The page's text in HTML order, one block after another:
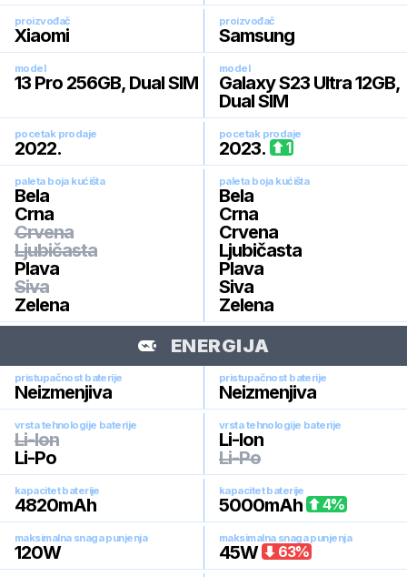
proizvođač
Xiaomi
proizvođač
Samsung
model
13 Pro 256GB, Dual SIM
model
Galaxy S23 Ultra 12GB,
Dual SIM
pocetak prodaje
2022.
pocetak prodaje
2023. 1
paleta boja kućišta
Bela
Crna
Crvena
Ljubičasta
Plava
Siva
Zelena
paleta boja kućišta
Bela
Crna
Crvena
Ljubičasta
Plava
Siva
Zelena
ENERGIJA
pristupačnost baterije
Neizmenjiva
pristupačnost baterije
Neizmenjiva
vrsta tehnologije baterije
Li-Ion
Li-Po
vrsta tehnologije baterije
Li-Ion
Li-Po
kapacitet baterije
4820mAh
kapacitet baterije
5000mAh 4%
maksimalna snaga punjenja
120W
maksimalna snaga punjenja
45W 63%